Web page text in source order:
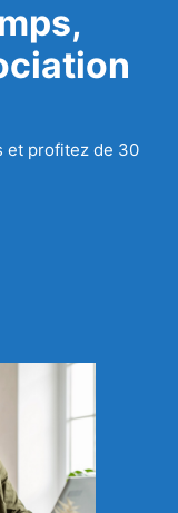
et profitez de 30